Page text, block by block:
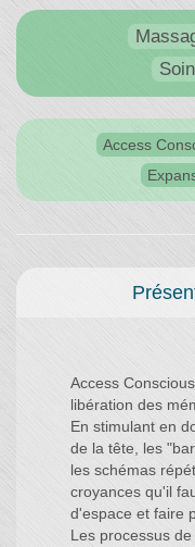
Access
Access
libération des
En stimulant en
de la tête, les
les schémas
croyances qu'il
d'espace et faire
Les processus